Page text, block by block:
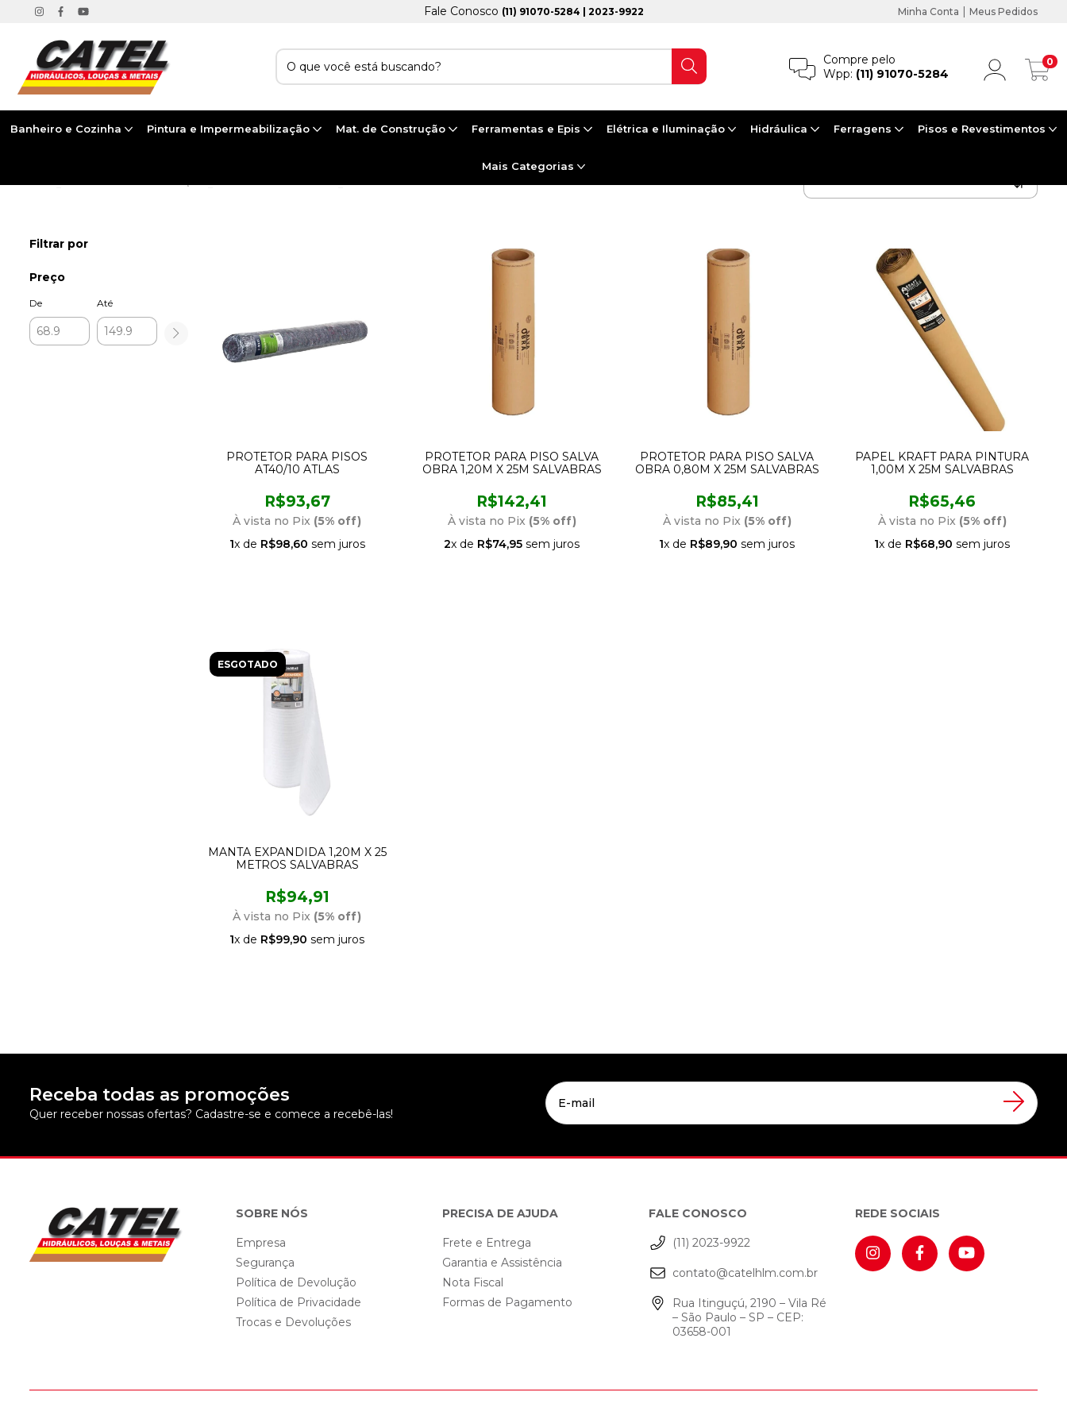
Fale Conosco (11) 91070-5284 | 2023-9922 Minha Conta | Meus Pedidos
Compre pelo
Wpp: (11) 91070-5284
0
Banheiro e Cozinha Pintura e Impermeabilização Mat. de Construção Ferramentas e Epis Elétrica e Iluminação Hidráulica Ferragens Pisos e Revestimentos
Mais Categorias
Filtrar por
Preço
De Até
PROTETOR PARA PISOS
AT40/10 ATLAS
R$93,67
À vista no Pix (5% off)
1x de R$98,60 sem juros
PROTETOR PARA PISO SALVA
OBRA 1,20M X 25M SALVABRAS
R$142,41
À vista no Pix (5% off)
2x de R$74,95 sem juros
PROTETOR PARA PISO SALVA
OBRA 0,80M X 25M SALVABRAS
R$85,41
À vista no Pix (5% off)
1x de R$89,90 sem juros
PAPEL KRAFT PARA PINTURA
1,00M X 25M SALVABRAS
R$65,46
À vista no Pix (5% off)
1x de R$68,90 sem juros
ESGOTADO
MANTA EXPANDIDA 1,20M X 25
METROS SALVABRAS
R$94,91
À vista no Pix (5% off)
1x de R$99,90 sem juros
Receba todas as promoções
Quer receber nossas ofertas? Cadastre-se e comece a recebê-las!
SOBRE NÓS
Empresa
Segurança
Política de Devolução
Política de Privacidade
Trocas e Devoluções
PRECISA DE AJUDA
Frete e Entrega
Garantia e Assistência
Nota Fiscal
Formas de Pagamento
FALE CONOSCO
(11) 2023-9922
contato@catelhlm.com.br
Rua Itinguçú, 2190 – Vila Ré
– São Paulo – SP – CEP:
03658-001
REDE SOCIAIS